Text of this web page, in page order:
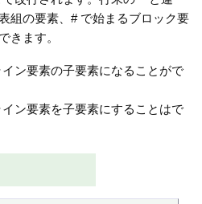
組の要素、# で始まるブロック要
きます。
ン要素の子要素になることがで
ン要素を子要素にすることはで